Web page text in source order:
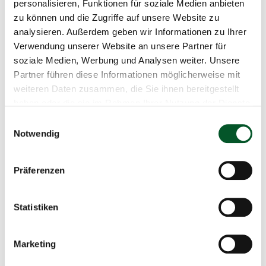
personalisieren, Funktionen für soziale Medien anbieten
zu können und die Zugriffe auf unsere Website zu
analysieren. Außerdem geben wir Informationen zu Ihrer
Verwendung unserer Website an unsere Partner für
soziale Medien, Werbung und Analysen weiter. Unsere
Partner führen diese Informationen möglicherweise mit
weiteren Daten zusammen, die Sie ihnen bereitgestellt
Notwendig
Präferenzen
Statistiken
Marketing
Ich nehme am Meet-Up & Frühstück teil * Pflichtfeld
Ich bin damit einverstanden, dass mein Name und
meine E-Mailadresse für andere Teilnehmende zur
Über dieErklärungen zum Datenschutz
(inkludiert die
Teilnehmenden) bin ich informiert und akzeptiere
Einwilligung Newsletter